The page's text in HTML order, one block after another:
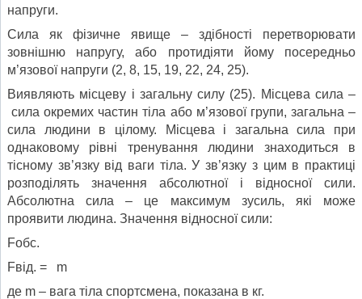
напруги.
Сила як фізичне явище – здібності перетворювати
зовнішню напругу, або протидіяти йому посередньо
м’язової напруги (2, 8, 15, 19, 22, 24, 25).
Виявляють місцеву і загальну силу (25). Місцева сила –
сила окремих частин тіла або м’язової групи, загальна –
сила людини в цілому. Місцева і загальна сила при
однаковому рівні тренування людини знаходиться в
тісному зв’язку від ваги тіла. У зв’язку з цим в практиці
розподілять значення абсолютної і відносної сили.
Абсолютна сила – це максимум зусиль, які може
проявити людина. Значення відносної сили:
Fобс.
Fвід. = m
де m – вага тіла спортсмена, показана в кг.